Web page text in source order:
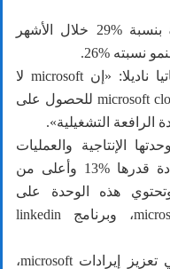
وقفزت الإيرادات من خدمات ‏azure‏ بنسبة %29 خلال الأشهر
نسبته %26.‏
وصرح الرئيس التنفيذي للشركة ساتيا ناديلا: «إن ‏microsoft‏ لا
تزال تساعد ‏العملاء على استخدام ‏microsoft cloud‏ للحصول على
الرافعة التشغيلية».‏
الإنتاجية والعمليات
التجارية نحو ‏‏18.59 مليار دولار، بزيادة قدرها %13 وأعلى من
‏دولار، وتحتوي هذه الوحدة على
وأسهم قطاع الحوسبة الشخصية في تعزيز إيرادات ‏microsoft،